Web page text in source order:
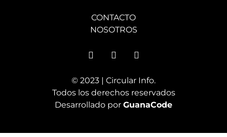
CONTACTO
NOSOTROS
© 2023 | Circular Info.
Todos los derechos reservados
Desarrollado por GuanaCode